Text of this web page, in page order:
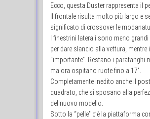
Ecco, questa Duster rappresenta il
Il frontale risulta molto più largo e
significato di crossover le
I finestrini laterali sono meno
per dare slancio alla vettura,
“importante”. Restano i
ma ora ospitano ruote fino a 17”.
Completamente inedito anche il
quadrato, che si sposano alla
del nuovo modello.
Sotto la “pelle” c’è la piattaforma